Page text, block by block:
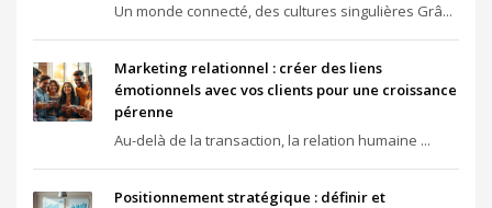
Un monde connecté, des cultures singulières Grâ...
Marketing relationnel : créer des liens
émotionnels avec vos clients pour une croissance
pérenne
Au-delà de la transaction, la relation humaine ...
Positionnement stratégique : définir et